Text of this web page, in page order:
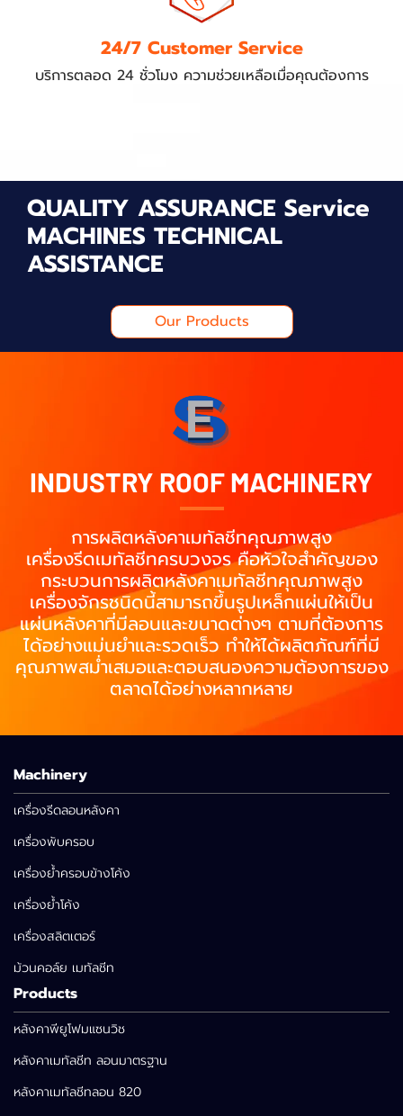
24/7 Customer Service
บริการตลอด 24 ชั่วโมง ความช่วยเหลือเมื่อคุณต้องการ
QUALITY ASSURANCE Service
MACHINES TECHNICAL
ASSISTANCE
Our Products
INDUSTRY ROOF MACHINERY
การผลิตหลังคาเมทัลชีทคุณภาพสูง
เครื่องรีดเมทัลชีทครบวงจร คือหัวใจสำคัญของ
กระบวนการผลิตหลังคาเมทัลชีทคุณภาพสูง
เครื่องจักรชนิดนี้สามารถขึ้นรูปเหล็กแผ่นให้เป็น
แผ่นหลังคาที่มีลอนและขนาดต่างๆ ตามที่ต้องการ
ได้อย่างแม่นยำและรวดเร็ว ทำให้ได้ผลิตภัณฑ์ที่มี
คุณภาพสม่ำเสมอและตอบสนองความต้องการของ
ตลาดได้อย่างหลากหลาย
Machinery
เครื่องรีดลอนหลังคา
เครื่องพับครอบ
เครื่องย้ำครอบข้างโค้ง
เครื่องย้ำโค้ง
เครื่องสลิตเตอร์
ม้วนคอล์ย เมทัลชีท
Products
หลังคาพียูโฟมแซนวิช
หลังคาเมทัลชีท ลอนมาตรฐาน
หลังคาเมทัลชีทลอน 820